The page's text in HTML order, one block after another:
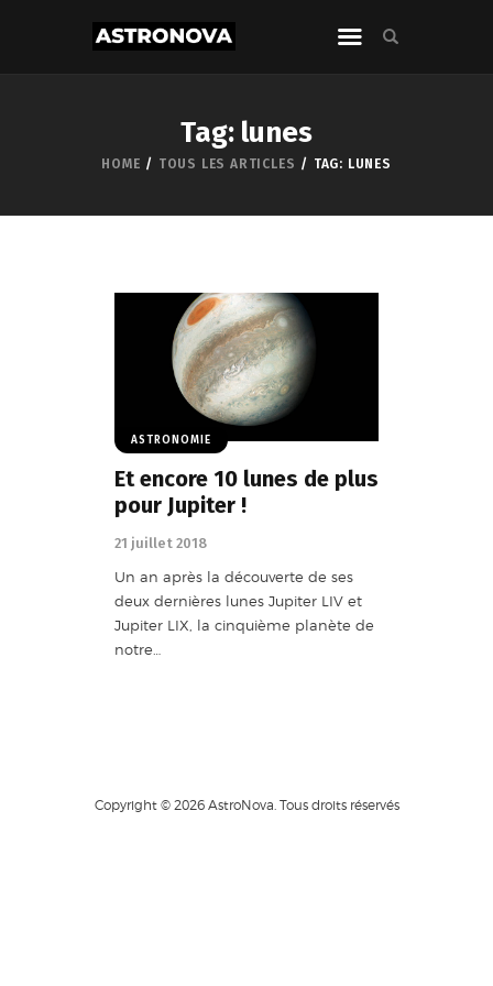
Tag: lunes
HOME TOUS LES ARTICLES TAG: LUNES
ASTRONOMIE
Et encore 10 lunes de plus
pour Jupiter !
21 juillet 2018
Un an après la découverte de ses
deux dernières lunes Jupiter LIV et
Jupiter LIX, la cinquième planète de
notre…
Copyright © 2026 AstroNova. Tous droits réservés